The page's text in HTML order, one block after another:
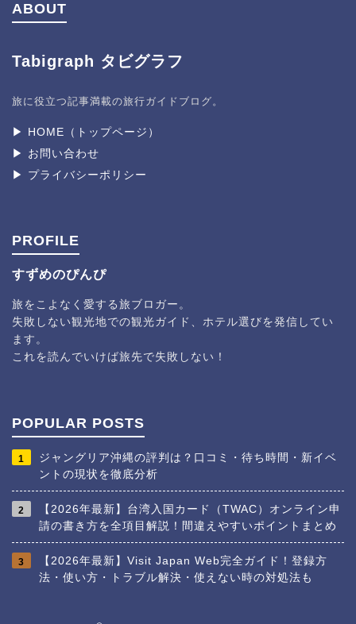
ABOUT
Tabigraph タビグラフ
旅に役立つ記事満載の旅行ガイドブログ。
▶︎ HOME（トップページ）
▶︎ お問い合わせ
▶︎ プライバシーポリシー
PROFILE
すずめのぴんぴ
旅をこよなく愛する旅ブロガー。
失敗しない観光地での観光ガイド、ホテル選びを発信してい
ます。
これを読んでいけば旅先で失敗しない！
POPULAR POSTS
1
ジャングリア沖縄の評判は？口コミ・待ち時間・新イベ
ントの現状を徹底分析
2
【2026年最新】台湾入国カード（TWAC）オンライン申
請の書き方を全項目解説！間違えやすいポイントまとめ
3
【2026年最新】Visit Japan Web完全ガイド！登録方
法・使い方・トラブル解決・使えない時の対処法も